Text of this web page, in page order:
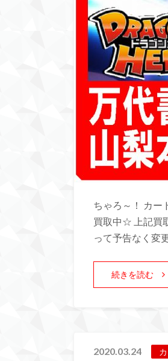
ちゃろ～！ カー
買取中☆ 上記買
って予告なく変
続きを読む
2020.03.24